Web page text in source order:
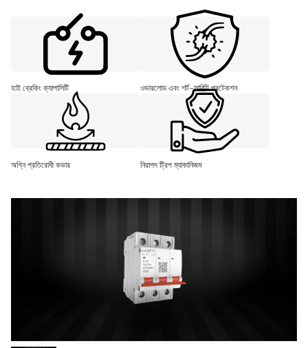
হাই ব্রেকিং ক্যাপাসিটি ওভারলোড এবং শর্ট-সার্কিট প্রটেকশন
অগ্নি প্রতিরোধী কভার নিরাপদ ট্রিপ ম্যাকানিজম